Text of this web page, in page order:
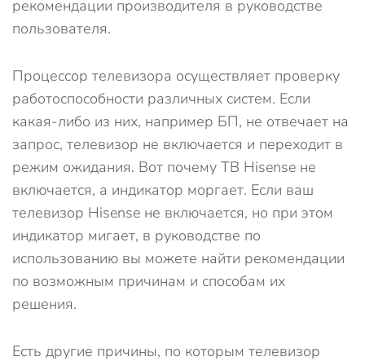
рекомендации производителя в руководстве
пользователя.
Процессор телевизора осуществляет проверку
работоспособности различных систем. Если
какая-либо из них, например БП, не отвечает на
запрос, телевизор не включается и переходит в
режим ожидания. Вот почему ТВ Hisense не
включается, а индикатор моргает. Если ваш
телевизор Hisense не включается, но при этом
индикатор мигает, в руководстве по
использованию вы можете найти рекомендации
по возможным причинам и способам их
решения.
Есть другие причины, по которым телевизор